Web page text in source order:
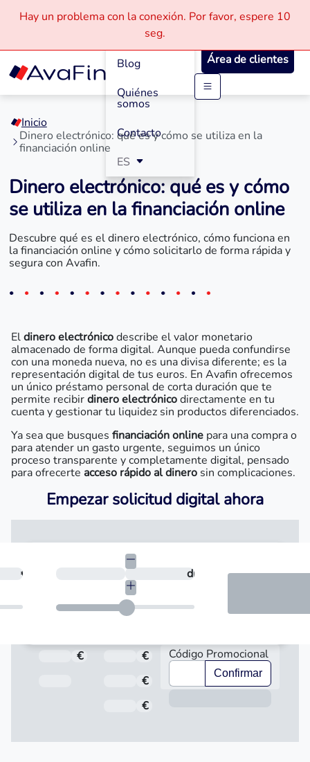
Saltar
contenido
Hay un problema con la conexión. Por favor, espere 10
seg.
Cómo
Funciona
Blog
Quiénes
somos
Contacto
ES
Área de clientes
Inicio
Dinero electrónico: qué es y cómo se utiliza en la
financiación online
Dinero electrónico: qué es y cómo
se utiliza en la financiación online
Descubre qué es el dinero electrónico, cómo funciona en
la financiación online y cómo solicitarlo de forma rápida y
segura con Avafin.
Eldinero electrónicodescribe el valor monetario
almacenado de forma digital. Aunque pueda confundirse
con una moneda nueva, no es una divisa diferente; es la
representación digital de tus euros. En Avafin ofrecemos
un único préstamo personal de corta duración que te
permite recibirdinero electrónicodirectamente en tu
cuenta y gestionar tu liquidez sin productos diferenciados.
Ya sea que busques financiación online para una compra o
para atender un gasto urgente, seguimos un único
proceso transparente y completamente digital, pensado
para ofrecerte acceso rápido al dinero sin complicaciones.
Empezar solicitud digital ahora
€ ¿En cuántos días quieres devolverlo?
días
Total a pagar
€ Importe
€
Fecha de Vencimiento
€
€
Código Promocional
Confirmar